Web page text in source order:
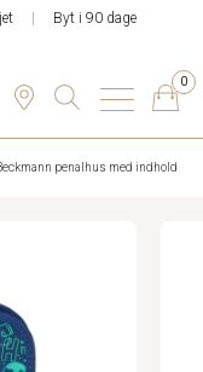
Byt i 90 dage
0
penalhus med indhold